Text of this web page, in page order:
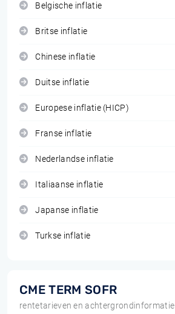
Belgische inflatie
Britse inflatie
Chinese inflatie
Duitse inflatie
Europese inflatie (HICP)
Franse inflatie
Nederlandse inflatie
Italiaanse inflatie
Japanse inflatie
Turkse inflatie
CME TERM SOFR
rentetarieven en achtergrondinformatie